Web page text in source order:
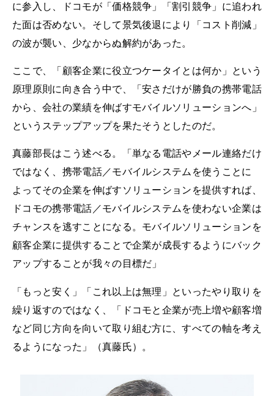
に参入し、ドコモが「価格競争」「割引競争」に追われ
た面は否めない。そして景気後退により「コスト削減」
の波が襲い、少なからぬ解約があった。
ここで、「顧客企業に役立つケータイとは何か」という
原理原則に向き合う中で、「安さだけが勝負の携帯電話
から、会社の業績を伸ばすモバイルソリューションへ」
というステップアップを果たそうとしたのだ。
真藤部長はこう述べる。「単なる電話やメール連絡だけ
ではなく、携帯電話／モバイルシステムを使うことに
よってその企業を伸ばすソリューションを提供すれば、
ドコモの携帯電話／モバイルシステムを使わない企業は
チャンスを逃すことになる。モバイルソリューションを
顧客企業に提供することで企業が成長するようにバック
アップすることが我々の目標だ」
「もっと安く」「これ以上は無理」といったやり取りを
繰り返すのではなく、「ドコモと企業が売上増や顧客増
など同じ方向を向いて取り組む方に、すべての軸を考え
るようになった」（真藤氏）。